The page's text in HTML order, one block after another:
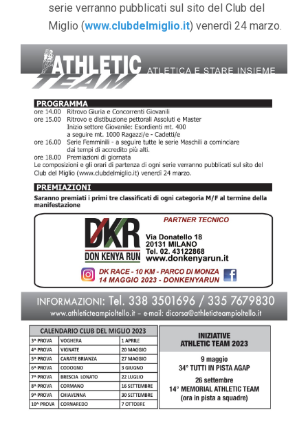
serie verranno pubblicati sul sito del Club del
Miglio (www.clubdelmiglio.it) venerdì 24 marzo.